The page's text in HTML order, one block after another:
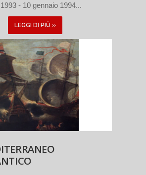
- 10 gennaio 1994...
LEGGI DI PIÙ »